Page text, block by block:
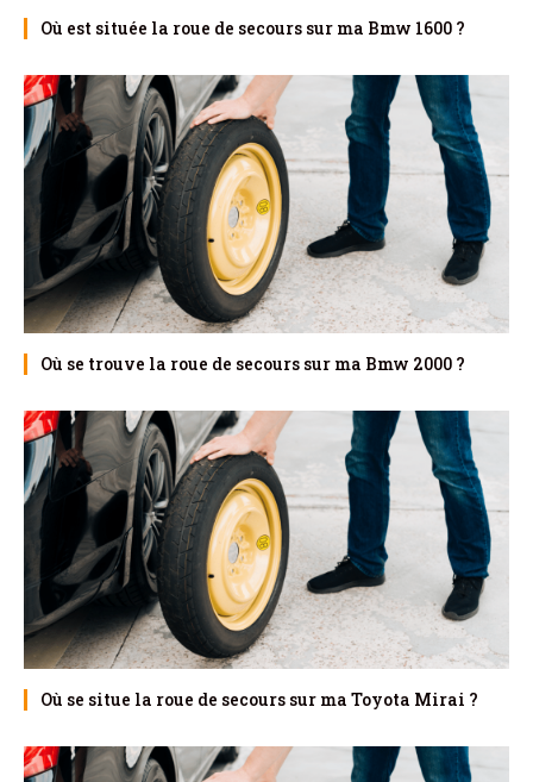
Où est située la roue de secours sur ma Bmw 1600 ?
Où se trouve la roue de secours sur ma Bmw 2000 ?
Où se situe la roue de secours sur ma Toyota Mirai ?